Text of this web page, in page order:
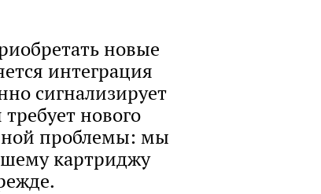
новые
интеграция
сигнализирует
нового
проблемы: мы
картриджу